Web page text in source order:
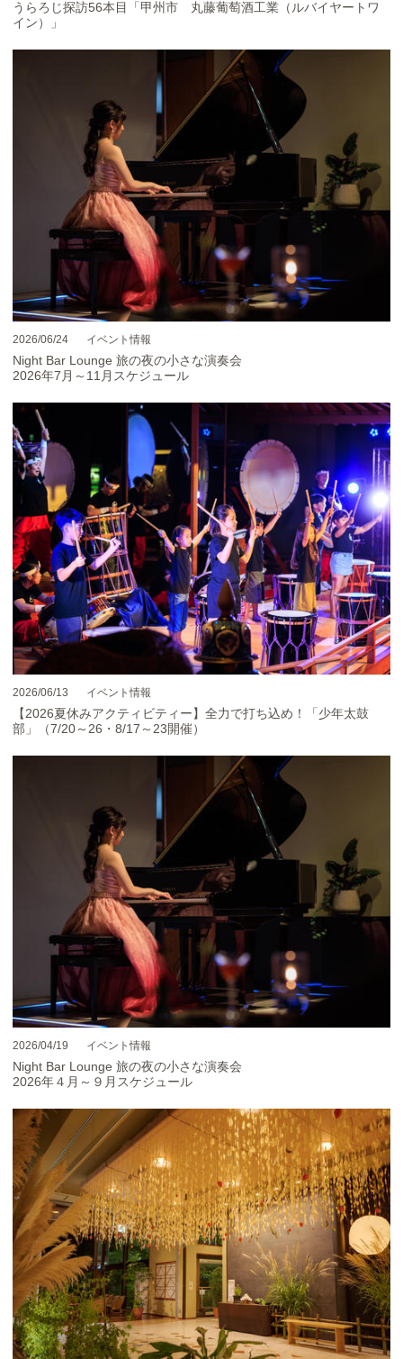
うらろじ探訪56本目「甲州市 丸藤葡萄酒工業（ルバイヤートワ
イン）」
2026/06/24 イベント情報
Night Bar Lounge 旅の夜の小さな演奏会
2026年7月～11月スケジュール
2026/06/13 イベント情報
【2026夏休みアクティビティー】全力で打ち込め！「少年太鼓
部」（7/20～26・8/17～23開催）
2026/04/19 イベント情報
Night Bar Lounge 旅の夜の小さな演奏会
2026年４月～９月スケジュール